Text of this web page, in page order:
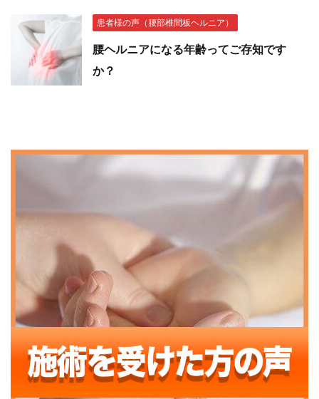
患者様の声（腰部椎間板ヘルニア）
腰ヘルニアになる年齢ってご存知です
か？